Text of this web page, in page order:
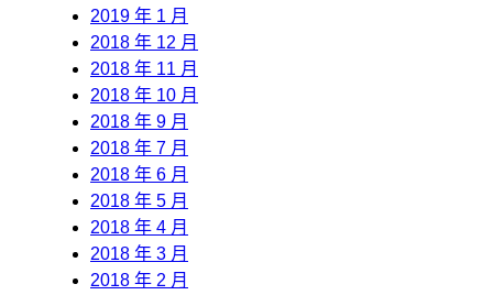
2019 年 1 月
2018 年 12 月
2018 年 11 月
2018 年 10 月
2018 年 9 月
2018 年 7 月
2018 年 6 月
2018 年 5 月
2018 年 4 月
2018 年 3 月
2018 年 2 月